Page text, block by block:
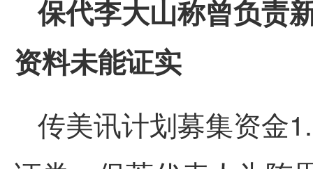
保代李大山称曾负责
资料未能证实
传美讯计划募集资金